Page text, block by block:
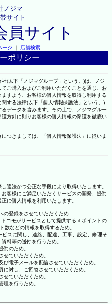
ノジマ
サイト
員サイト
ージ ｜ 店舗検索
ポリシー
(以下「ノジマグループ」という。)は、ノジ
ご購入およびご利用いただくことを通じ、お
すよう、お客様の個人情報を取得し利用する
する法律(以下「個人情報保護法」という。)
データを含みます。その上で、ノジマグルー
方針に則りお客様の個人情報の保護を徹底い
つきましては、「個人情報保護法」に従いま
適法かつ公正な手段により取得いたします。
客様にご満足いただくサービスの開発、提供
に個人情報を利用いたします。
の登録をさせていただくため
コモがサービスとして提供する d ポイントの
数などの情報を取得するため。
スに関し、連絡、配達、工事、設定、修理そ
料等の送付を行うため。
供のため。
ていただくため。
電子メールを配信させていただくため。
対し、ご回答させていただくため。
ていただくため。
理を行うため。